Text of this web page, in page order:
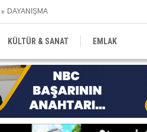
DAYANIŞMA
KÜLTÜR & SANAT EMLAK
SEKTÖR